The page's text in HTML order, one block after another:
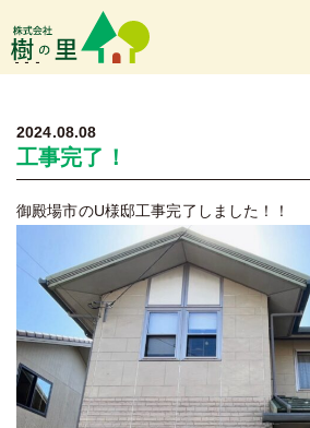
樹の里
2024.08.08
工事完了！
御殿場市のU様邸工事完了しました！！